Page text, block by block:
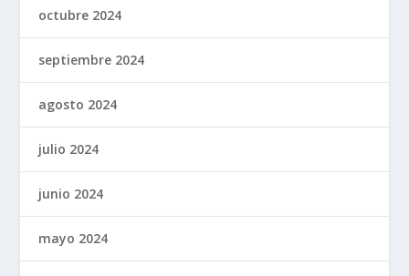
octubre 2024
septiembre 2024
agosto 2024
julio 2024
junio 2024
mayo 2024